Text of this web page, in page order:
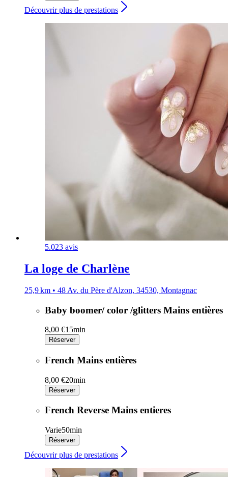
Découvrir plus de prestations
5.023 avis
La loge de Charlène
25,9 km • 48 Av. du Père d'Alzon, 34530, Montagnac
Baby boomer/ color /glitters Mains entières
8,00 €15min
Réserver
French Mains entières
8,00 €20min
Réserver
French Reverse Mains entieres
Varie50min
Réserver
Découvrir plus de prestations